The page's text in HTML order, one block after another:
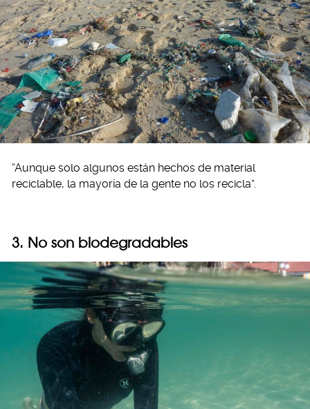
“Aunque solo algunos están hechos de material
reciclable, la mayoría de la gente no los recicla”.
3. No son biodegradables